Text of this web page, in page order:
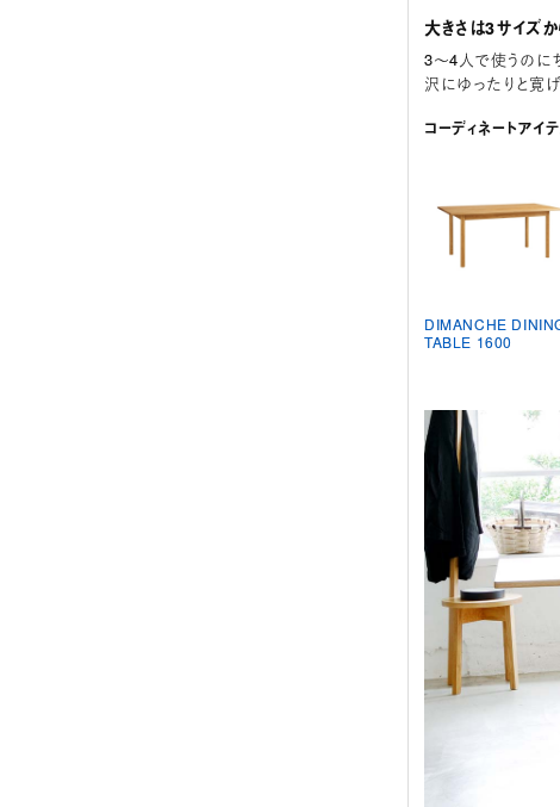
大きさは3サイズ
3～4人で使うのに
沢にゆったりと寛
コーディネートアイ
DIMANCHE
TABLE 1600